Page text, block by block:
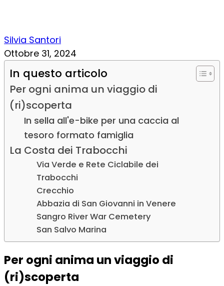
Silvia Santori
Ottobre 31, 2024
In questo articolo
Per ogni anima un viaggio di
(ri)scoperta
In sella all'e-bike per una caccia al
tesoro formato famiglia
La Costa dei Trabocchi
Via Verde e Rete Ciclabile dei
Trabocchi
Crecchio
Abbazia di San Giovanni in Venere
Sangro River War Cemetery
San Salvo Marina
Per ogni anima un viaggio di
(ri)scoperta